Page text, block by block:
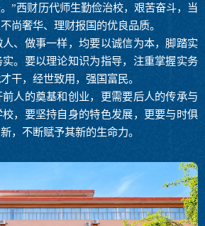
”西财历代师生勤俭治校，艰苦奋斗，当
尚奢华、理财报国的优良品质。
、做事一样，均要以诚信为本，脚踏实
。要以理论知识为指导，注重掌握实务
干，经世致用，强国富民。
人的奠基和创业，更需要后人的传承与
，要坚持自身的特色发展，更要与时俱
，不断赋予其新的生命力。